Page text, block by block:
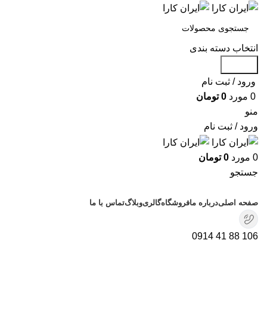
انتخاب دسته بندی
ورود / ثبت نام
0 مورد 0 تومان
منو
ورود / ثبت نام
0 مورد 0 تومان
جستجو
صفحه اصلیدرباره مافروشگاهگالریوبلاگتماس با ما
106 88 41 0914